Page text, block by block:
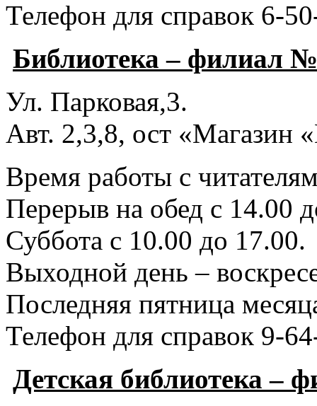
Телефон для справок 6-
Библиотека – филиал
Ул. Парковая,3.
Авт. 2,3,8, ост «Магазин
Время работы с
Перерыв на обед с 14.00
Суббота с 10.00 до 17.00.
Выходной день –
Последняя пятница
Телефон для справок 9-
Детская библиотека –